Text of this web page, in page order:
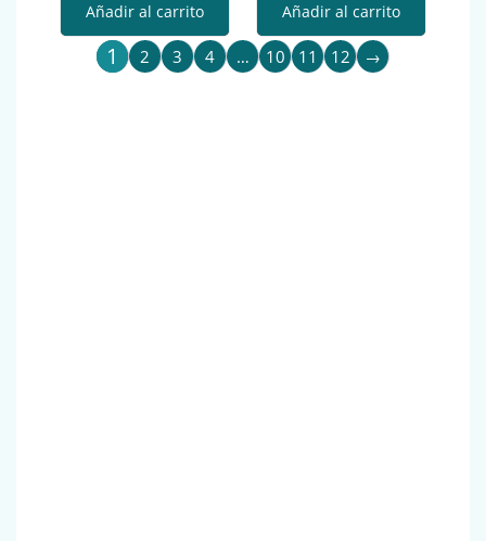
Añadir al carrito Añadir al carrito
1 2 3 4 … 10 11 12 →